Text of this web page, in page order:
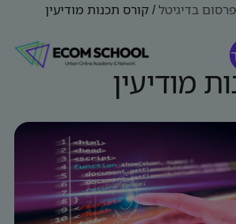
בדיגיטל/קורס תכנות מודיעין
מודיעין